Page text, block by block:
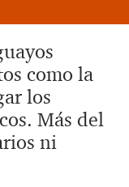
como la
los
Más del
ni